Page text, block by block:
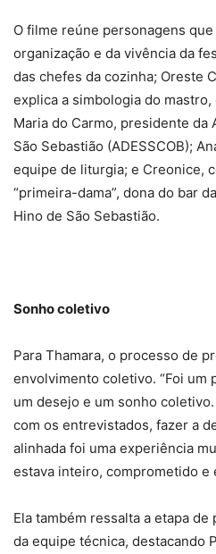
O filme reúne personagens
organização e da vivência da
das chefes da cozinha; Oreste
explica a simbologia do
Maria do Carmo, presidente da
São Sebastião (ADESSCOB);
equipe de liturgia; e Creonice,
“primeira-dama”, dona do bar
Hino de São Sebastião.
Sonho coletivo
Para Thamara, o processo de
envolvimento coletivo. “Foi um
um desejo e um sonho
com os entrevistados, fazer a
alinhada foi uma experiência
estava inteiro, comprometido e
Ela também ressalta a etapa
da equipe técnica, destacando